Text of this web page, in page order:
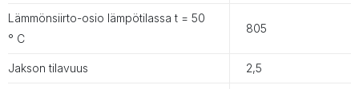
Lämmönsiirto-osio lämpötilassa t = 50
° С
805
Jakson tilavuus 2,5